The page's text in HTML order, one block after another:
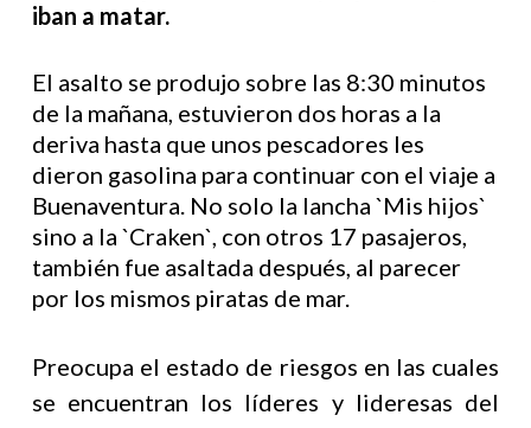
iban a matar.
El asalto se produjo sobre las 8:30 minutos
de la mañana, estuvieron dos horas a la
deriva hasta que unos pescadores les
dieron gasolina para continuar con el viaje a
Buenaventura. No solo la lancha `Mis hijos`
sino a la `Craken`, con otros 17 pasajeros,
también fue asaltada después, al parecer
por los mismos piratas de mar.
Preocupa el estado de riesgos en las cuales
se encuentran los líderes y lideresas del